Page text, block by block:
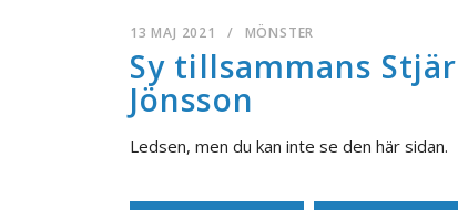
13 MAJ 2021 / MÖNSTER
Sy tillsammans
Jönsson
Ledsen, men du kan inte se den här sidan.